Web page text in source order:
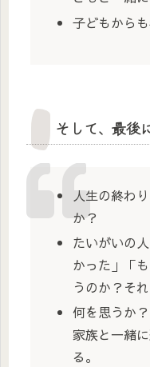
子どもから
そして、最後
人生の終わ
か？
たいがいの
かった」「
うのか？そ
何を思うか
家族と一緒
る。